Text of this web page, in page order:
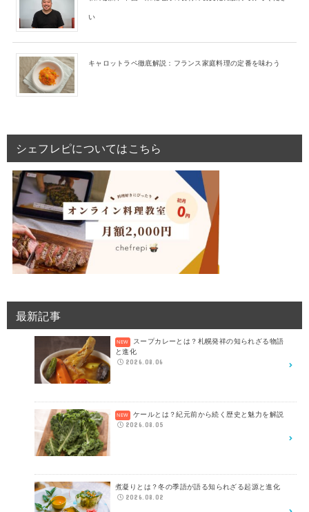
い
キャロットラペ徹底解説：フランス家庭料理の定番を味わう
シェフレピについてはこちら
最新記事
スープカレーとは？札幌発祥の知られざる物語
と進化
2026.08.06
ケールとは？紀元前から続く歴史と魅力を解説
2026.08.05
煮凝りとは？冬の季語が語る知られざる起源と進化
2026.08.02